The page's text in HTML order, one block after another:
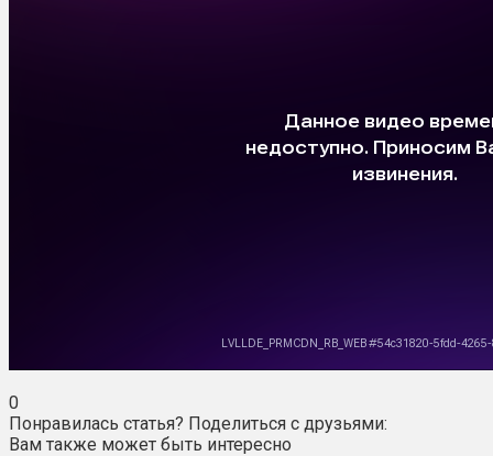
0
Понравилась статья? Поделиться с друзьями:
Вам также может быть интересно